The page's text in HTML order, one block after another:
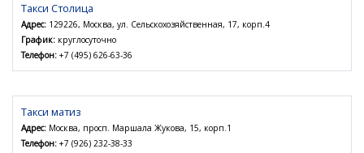
Такси Столица
Адрес: 129226, Москва, ул. Сельскохозяйственная, 17, корп.4
График: круглосуточно
Телефон: +7 (495) 626-63-36
Такси матиз
Адрес: Москва, просп. Маршала Жукова, 15, корп.1
Телефон: +7 (926) 232-38-33